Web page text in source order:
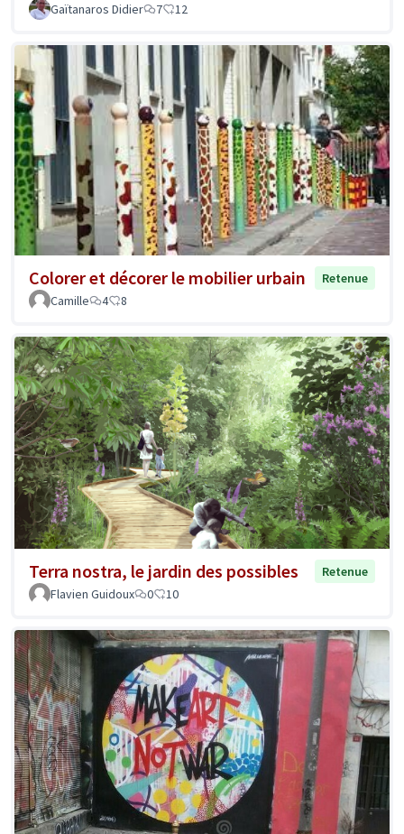
Gaïtanaros Didier 7 12
Colorer et décorer le mobilier urbain
Retenue
Camille
4 8
Terra nostra, le jardin des possibles
Retenue
Flavien Guidoux
0 10